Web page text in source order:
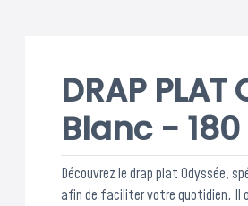
DRAP PLAT
Blanc -
Découvrez le drap plat Odyssée,
afin de faciliter votre quotidien. Il